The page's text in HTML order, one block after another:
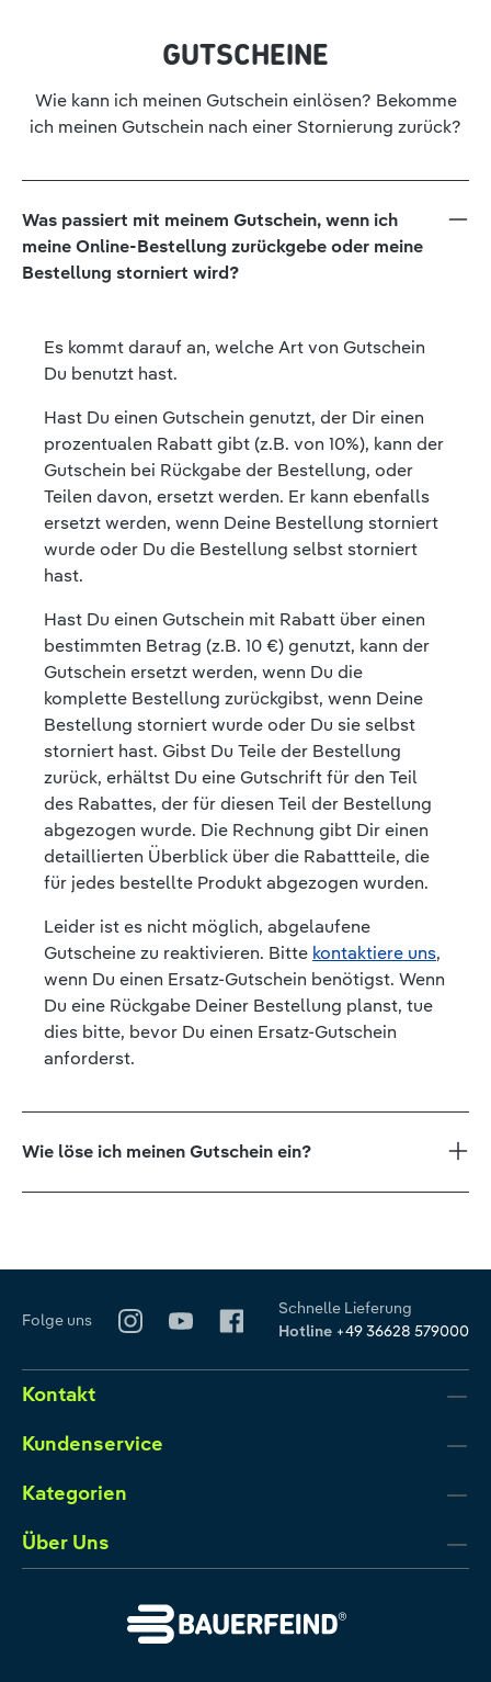
GUTSCHEINE
Wie kann ich meinen Gutschein einlösen? Bekomme
ich meinen Gutschein nach einer Stornierung zurück?
Was passiert mit meinem Gutschein, wenn ich
meine Online-Bestellung zurückgebe oder meine
Bestellung storniert wird?
Es kommt darauf an, welche Art von Gutschein
Du benutzt hast.
Hast Du einen Gutschein genutzt, der Dir einen
prozentualen Rabatt gibt (z.B. von 10%), kann der
Gutschein bei Rückgabe der Bestellung, oder
Teilen davon, ersetzt werden. Er kann ebenfalls
ersetzt werden, wenn Deine Bestellung storniert
wurde oder Du die Bestellung selbst storniert
hast.
Hast Du einen Gutschein mit Rabatt über einen
bestimmten Betrag (z.B. 10 €) genutzt, kann der
Gutschein ersetzt werden, wenn Du die
komplette Bestellung zurückgibst, wenn Deine
Bestellung storniert wurde oder Du sie selbst
storniert hast. Gibst Du Teile der Bestellung
zurück, erhältst Du eine Gutschrift für den Teil
des Rabattes, der für diesen Teil der Bestellung
abgezogen wurde. Die Rechnung gibt Dir einen
detaillierten Überblick über die Rabattteile, die
für jedes bestellte Produkt abgezogen wurden.
Leider ist es nicht möglich, abgelaufene
Gutscheine zu reaktivieren. Bitte kontaktiere uns,
wenn Du einen Ersatz-Gutschein benötigst. Wenn
Du eine Rückgabe Deiner Bestellung planst, tue
dies bitte, bevor Du einen Ersatz-Gutschein
anforderst.
Wie löse ich meinen Gutschein ein?
Folge uns
Schnelle Lieferung
Hotline +49 36628 579000
Kontakt
Kundenservice
Kategorien
Über Uns